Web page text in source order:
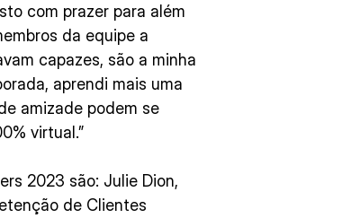
com prazer para além
da equipe a
capazes, são a minha
aprendi mais uma
amizade podem se
virtual.”
2023 são: Julie Dion,
de Clientes